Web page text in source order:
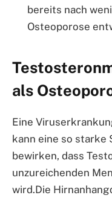
bereits nach
Osteoporose
als
Eine
kann eine so starke
bewirken, dass
unzureichenden
wird.Die